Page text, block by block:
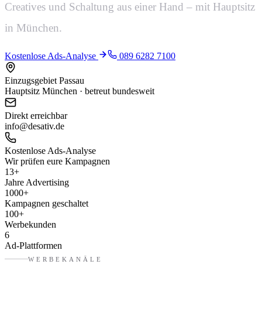
Creatives und Schaltung aus einer Hand – mit Hauptsitz
in München.
Kostenlose Ads-Analyse 089 6282 7100
Einzugsgebiet Passau
Hauptsitz München · betreut bundesweit
Direkt erreichbar
info@desativ.de
Kostenlose Ads-Analyse
Wir prüfen eure Kampagnen
13+
Jahre Advertising
1000+
Kampagnen geschaltet
100+
Werbekunden
6
Ad-Plattformen
WERBEKANÄLE